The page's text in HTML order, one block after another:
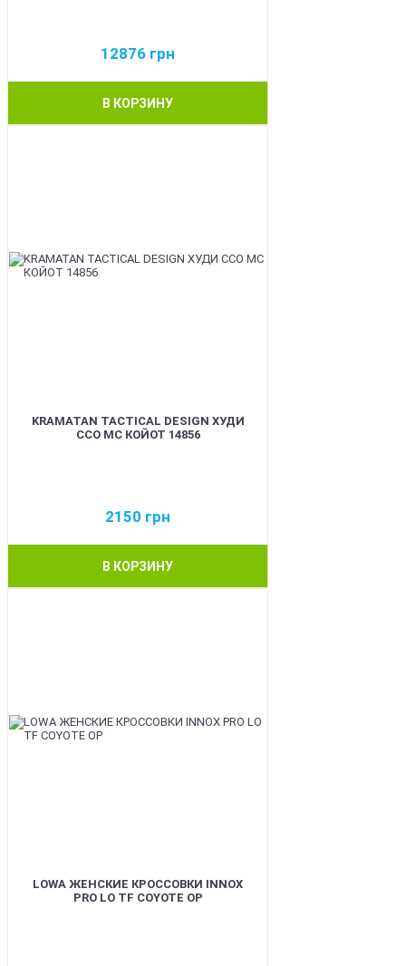
12876 грн
В КОРЗИНУ
KRAMATAN TACTICAL DESIGN ХУДИ
ССО МС КОЙОТ 14856
2150 грн
В КОРЗИНУ
LOWA ЖЕНСКИЕ КРОССОВКИ INNOX
PRO LO TF COYOTE OP